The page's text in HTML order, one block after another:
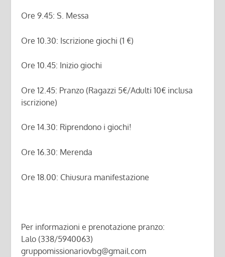
Ore 9.45: S. Messa
Ore 10.30: Iscrizione giochi (1 €)
Ore 10.45: Inizio giochi
Ore 12.45: Pranzo (Ragazzi 5€/Adulti 10€ inclusa
iscrizione)
Ore 14.30: Riprendono i giochi!
Ore 16.30: Merenda
Ore 18.00: Chiusura manifestazione
Per informazioni e prenotazione pranzo:
Lalo (338/5940063)
gruppomissionariovbg@gmail.com